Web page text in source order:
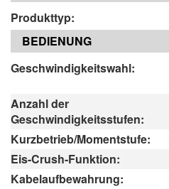
Produkttyp:
BEDIENUNG
Geschwindigkeitswahl:
Anzahl der
Geschwindigkeitsstufen:
Kurzbetrieb/Momentstufe:
Eis-Crush-Funktion:
Kabelaufbewahrung: